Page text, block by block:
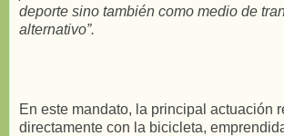
deporte sino también como medio de
alternativo”.
En este mandato, la principal actuación
directamente con la bicicleta,